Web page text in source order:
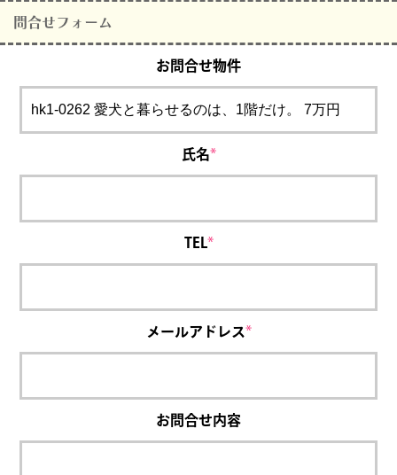
問合せフォーム
お問合せ物件
氏名*
TEL *
メールアドレス*
お問合せ内容